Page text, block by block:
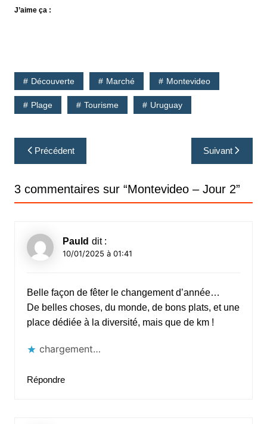
J’aime ça :
Découverte Marché Montevideo
Plage Tourisme Uruguay
Navigation
de
l’article
Précédent Suivant
3 commentaires sur “Montevideo – Jour 2”
Pauld dit :
10/01/2025 à 01:41
Belle façon de fêter le changement d’année…
De belles choses, du monde, de bons plats, et une
place dédiée à la diversité, mais que de km !
chargement…
Répondre